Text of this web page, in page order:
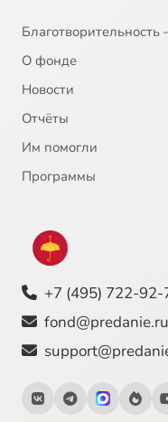
21
22
27 Свщмчк.
28 Свщмчк.
О фонде
Новости
Отчёты
Им помогли
Программы
+7 (495) 722-92-
fond@predanie.ru